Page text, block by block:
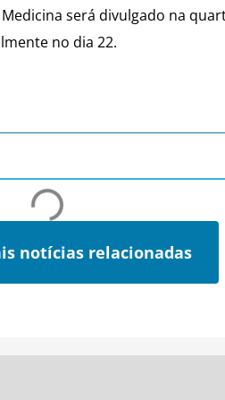
será divulgado na
no dia 22.
notícias relacionadas